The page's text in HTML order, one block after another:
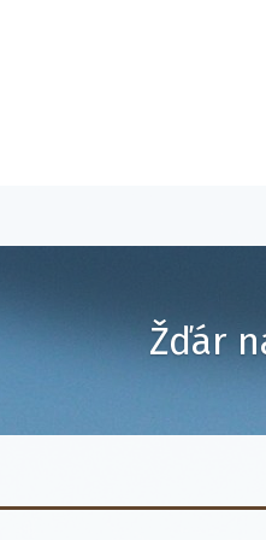
Žďár